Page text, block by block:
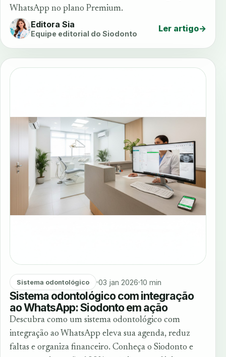
WhatsApp no plano Premium.
Editora Sia
Equipe editorial do Siodonto Ler artigo→
Sistema odontológico 03 jan 2026 10 min
Sistema odontológico com integração
ao WhatsApp: Siodonto em ação
Descubra como um sistema odontológico com
integração ao WhatsApp eleva sua agenda, reduz
faltas e organiza financeiro. Conheça o Siodonto e